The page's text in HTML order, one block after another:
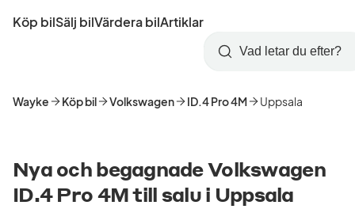
till
Startsida
Köp bilSälj bilVärdera bilArtiklar
Skapa
konto
Logga
in
Sök
Wayke Köp bil Volkswagen ID.4 Pro 4M Uppsala
Nya och begagnade Volkswagen
ID.4 Pro 4M till salu i Uppsala